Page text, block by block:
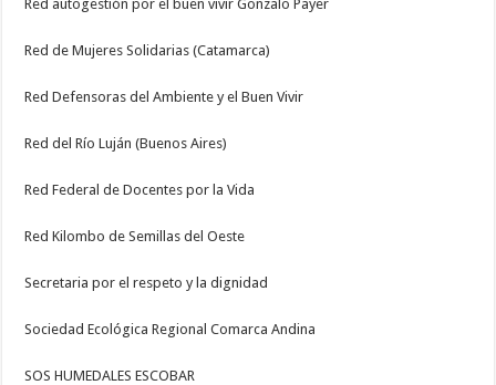
Red autogestión por el buen vivir Gonzalo Payer
Red de Mujeres Solidarias (Catamarca)
Red Defensoras del Ambiente y el Buen Vivir
Red del Río Luján (Buenos Aires)
Red Federal de Docentes por la Vida
Red Kilombo de Semillas del Oeste
Secretaria por el respeto y la dignidad
Sociedad Ecológica Regional Comarca Andina
SOS HUMEDALES ESCOBAR